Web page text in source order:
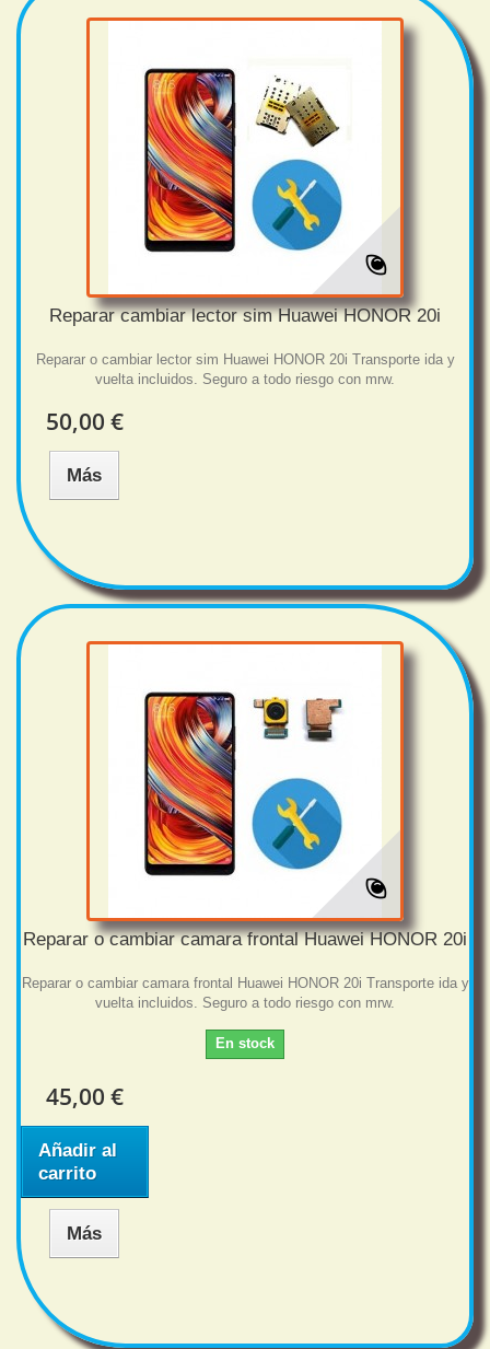
Reparar cambiar lector sim Huawei HONOR 20i
Reparar o cambiar lector sim Huawei HONOR 20i Transporte ida y
vuelta incluidos. Seguro a todo riesgo con mrw.
50,00 €
Más
Reparar o cambiar camara frontal Huawei HONOR 20i
Reparar o cambiar camara frontal Huawei HONOR 20i Transporte ida y
vuelta incluidos. Seguro a todo riesgo con mrw.
En stock
45,00 €
Añadir al
carrito
Más